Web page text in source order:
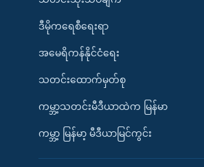
ဒီမိုကရေစီရေးရာ
အမေရိကန်နိုင်ငံရေး
သတင်းထောက်မှတ်စု
ကမ္ဘာ့သတင်းမီဒီယာထဲက မြန်မာ
ကမ္ဘာ့ မြန်မာ့ မီဒီယာမြင်ကွင်း